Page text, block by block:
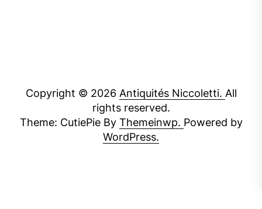
Copyright © 2026 Antiquités Niccoletti. All
rights reserved.
Theme: CutiePie By Themeinwp. Powered by
WordPress.